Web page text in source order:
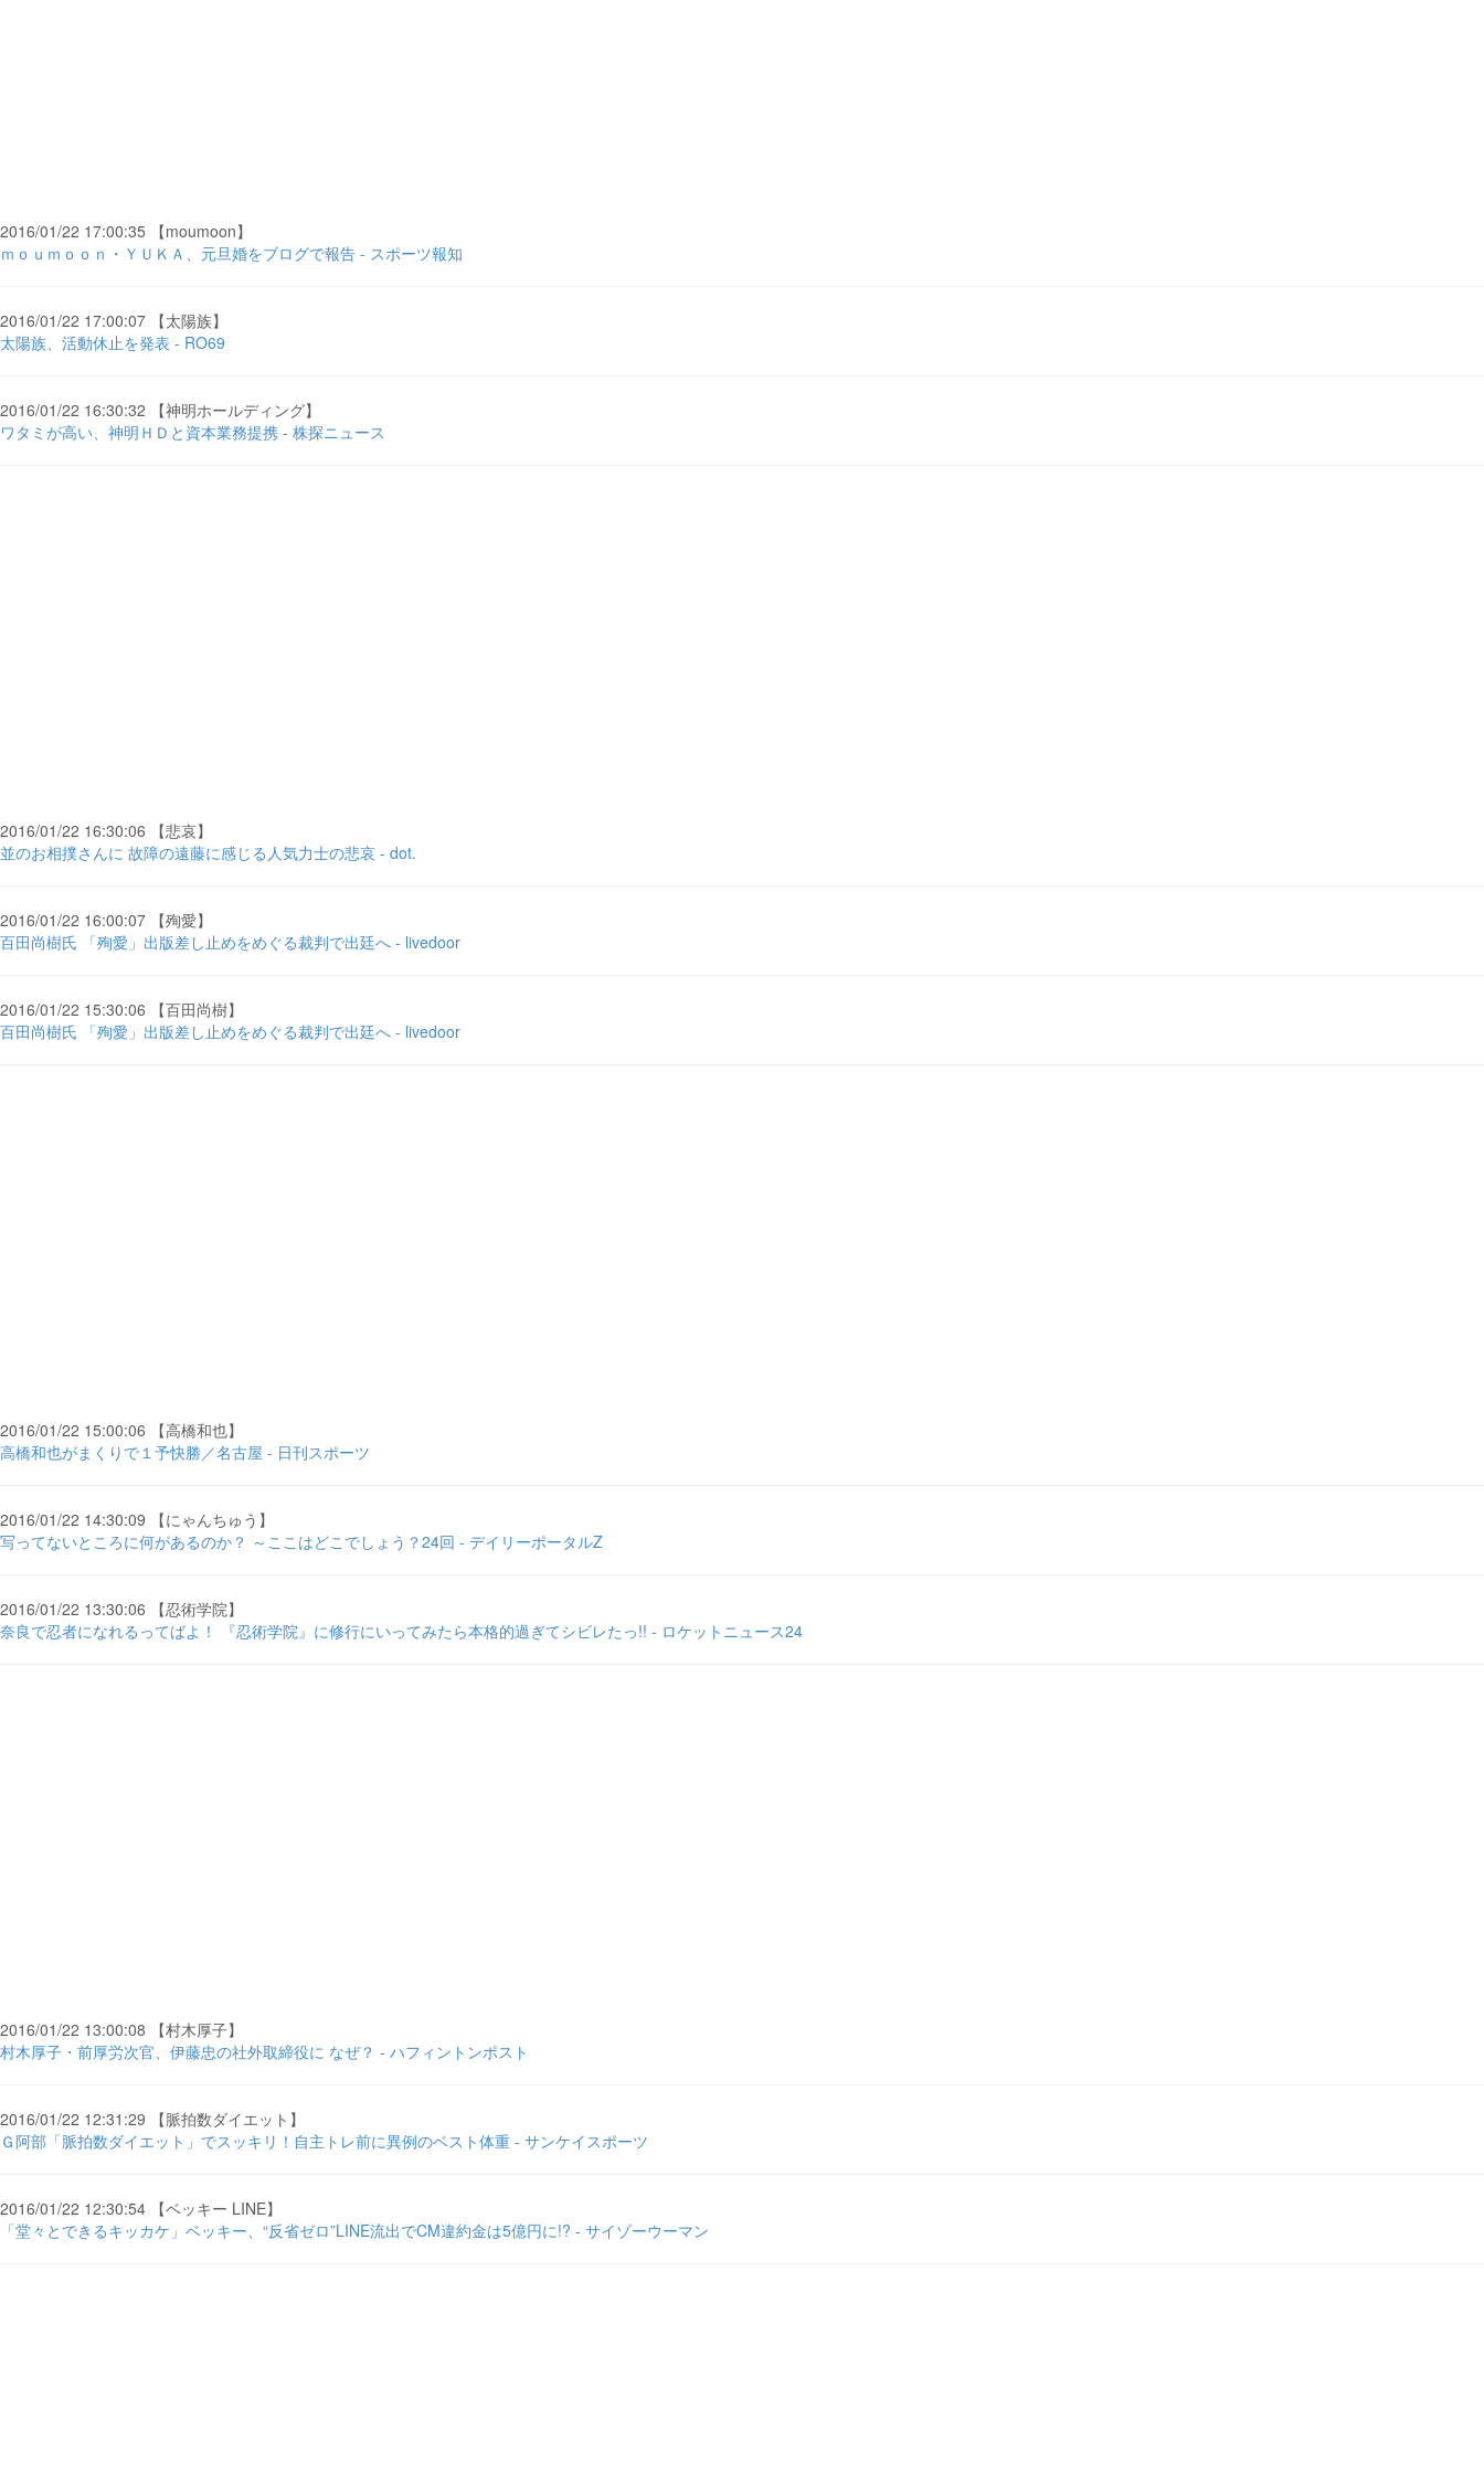
2016/01/22 17:00:35 【moumoon】
ｍｏｕｍｏｏｎ・ＹＵＫＡ、元旦婚をブログで報告 - スポーツ報知
2016/01/22 17:00:07 【太陽族】
太陽族、活動休止を発表 - RO69
2016/01/22 16:30:32 【神明ホールディング】
ワタミが高い、神明ＨＤと資本業務提携 - 株探ニュース
2016/01/22 16:30:06 【悲哀】
並のお相撲さんに 故障の遠藤に感じる人気力士の悲哀 - dot.
2016/01/22 16:00:07 【殉愛】
百田尚樹氏 「殉愛」出版差し止めをめぐる裁判で出廷へ - livedoor
2016/01/22 15:30:06 【百田尚樹】
百田尚樹氏 「殉愛」出版差し止めをめぐる裁判で出廷へ - livedoor
2016/01/22 15:00:06 【高橋和也】
高橋和也がまくりで１予快勝／名古屋 - 日刊スポーツ
2016/01/22 14:30:09 【にゃんちゅう】
写ってないところに何があるのか？ ～ここはどこでしょう？24回 - デイリーポータルZ
2016/01/22 13:30:06 【忍術学院】
奈良で忍者になれるってばよ！ 『忍術学院』に修行にいってみたら本格的過ぎてシビレたっ!! - ロケットニュース24
2016/01/22 13:00:08 【村木厚子】
村木厚子・前厚労次官、伊藤忠の社外取締役に なぜ？ - ハフィントンポスト
2016/01/22 12:31:29 【脈拍数ダイエット】
Ｇ阿部「脈拍数ダイエット」でスッキリ！自主トレ前に異例のベスト体重 - サンケイスポーツ
2016/01/22 12:30:54 【ベッキー LINE】
「堂々とできるキッカケ」ベッキー、“反省ゼロ”LINE流出でCM違約金は5億円に!? - サイゾーウーマン